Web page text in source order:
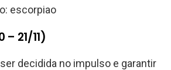
– 21/11)
decidida no impulso e garantir